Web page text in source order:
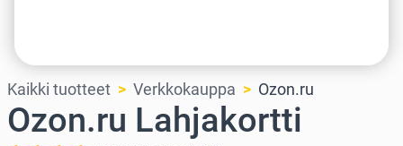
Kaikki tuotteet Verkkokauppa Ozon.ru
Ozon.ru Lahjakortti